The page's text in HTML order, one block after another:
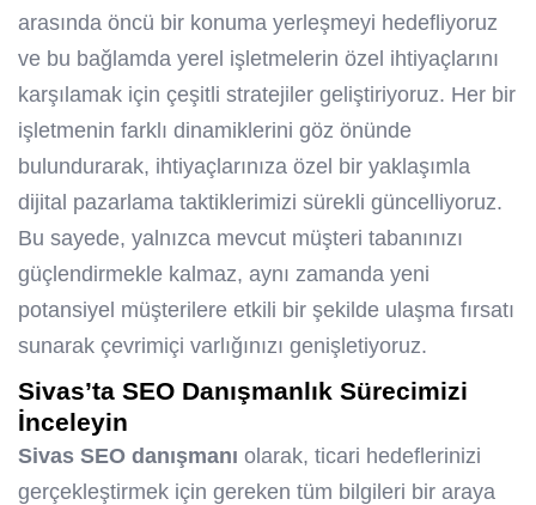
arasında öncü bir konuma yerleşmeyi hedefliyoruz
ve bu bağlamda yerel işletmelerin özel ihtiyaçlarını
karşılamak için çeşitli stratejiler geliştiriyoruz. Her bir
işletmenin farklı dinamiklerini göz önünde
bulundurarak, ihtiyaçlarınıza özel bir yaklaşımla
dijital pazarlama taktiklerimizi sürekli güncelliyoruz.
Bu sayede, yalnızca mevcut müşteri tabanınızı
güçlendirmekle kalmaz, aynı zamanda yeni
potansiyel müşterilere etkili bir şekilde ulaşma fırsatı
sunarak çevrimiçi varlığınızı genişletiyoruz.
Sivas’ta SEO Danışmanlık Sürecimizi
İnceleyin
Sivas SEO danışmanı olarak, ticari hedeflerinizi
gerçekleştirmek için gereken tüm bilgileri bir araya